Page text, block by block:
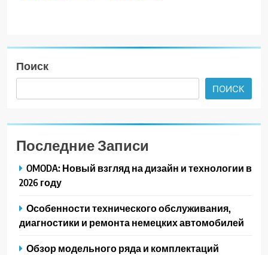
Поиск
ПОИСК
Последние Записи
OMODA: Новый взгляд на дизайн и технологии в
2026 году
Особенности технического обслуживания,
диагностики и ремонта немецких автомобилей
Обзор модельного ряда и комплектаций